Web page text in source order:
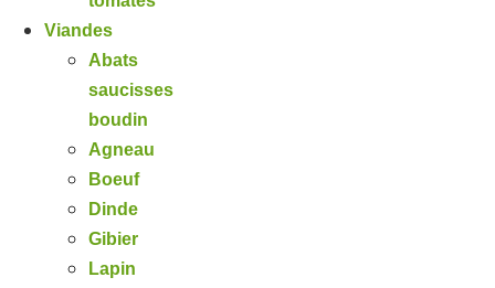
Viandes
Abats
saucisses
boudin
Agneau
Boeuf
Dinde
Gibier
Lapin